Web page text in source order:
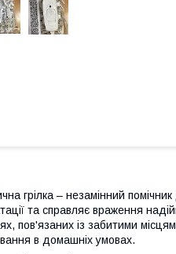
грілка – незамінний
та справляє враження
пов'язаних із забитими
в домашніх умовах.